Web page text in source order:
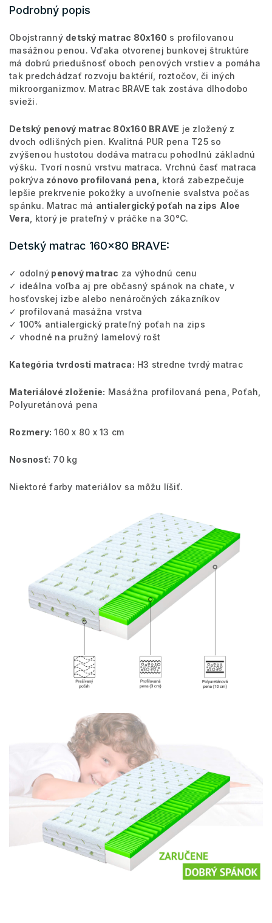
Podrobný popis
Obojstranný detský matrac 80x160 s profilovanou
masážnou penou. Vďaka otvorenej bunkovej štruktúre
má dobrú priedušnosť oboch penových vrstiev a pomáha
tak predchádzať rozvoju baktérií, roztočov, či iných
mikroorganizmov. Matrac BRAVE tak zostáva dlhodobo
svieži.
Detský penový matrac 80x160 BRAVE je zložený z
dvoch odlišných pien. Kvalitná PUR pena T25 so
zvýšenou hustotou dodáva matracu pohodlnú základnú
výšku. Tvorí nosnú vrstvu matraca. Vrchnú časť matraca
pokrýva zónovo profilovaná pena,
ktorá zabezpečuje
lepšie prekrvenie pokožky a uvoľnenie svalstva počas
spánku. Matrac má antialergický poťah na zips Aloe
Vera , ktorý je prateľný v práčke na 30°C.
Detský matrac 160x80 BRAVE:
✓ odolný penový matrac za výhodnú cenu
✓ ideálna voľba aj pre občasný spánok na chate, v
hosťovskej izbe alebo nenáročných zákazníkov
✓ profilovaná masážna vrstva
✓ 100% antialergický prateľný poťah na zips
✓ vhodné na pružný lamelový rošt
Kategória tvrdosti matraca: H3 stredne tvrdý matrac
Materiálové zloženie: Masážna profilovaná pena, Poťah,
Polyuretánová pena
Rozmery: 160 x 80 x 13 cm
Nosnosť: 70 kg
Niektoré farby materiálov sa môžu líšiť.